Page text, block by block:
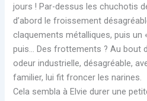
jours ! Par-dessus les chuchotis
d’abord le froissement
claquements métalliques, puis un
puis… Des frottements ? Au bout
odeur industrielle, désagréable,
familier, lui fit froncer les narines.
Cela sembla à Elvie durer une